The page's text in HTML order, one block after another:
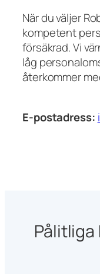
När du väljer
kompetent
försäkrad. Vi
låg
återkommer
E-postadress: